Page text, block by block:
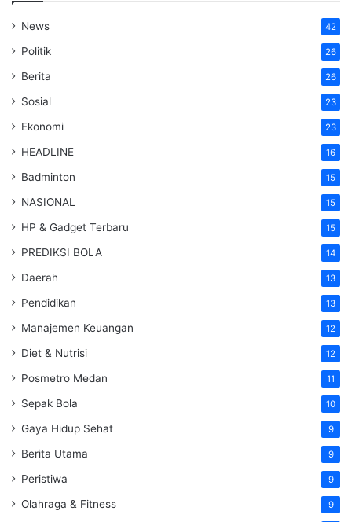
News 42
Politik 26
Berita 26
Sosial 23
Ekonomi 23
HEADLINE 16
Badminton 15
NASIONAL 15
HP & Gadget Terbaru 15
PREDIKSI BOLA 14
Daerah 13
Pendidikan 13
Manajemen Keuangan 12
Diet & Nutrisi 12
Posmetro Medan 11
Sepak Bola 10
Gaya Hidup Sehat 9
Berita Utama 9
Peristiwa 9
Olahraga & Fitness 9